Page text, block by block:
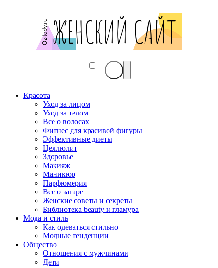
Красота
Уход за лицом
Уход за телом
Все о волосах
Фитнес для красивой фигуры
Эффективные диеты
Целлюлит
Здоровье
Макияж
Маникюр
Парфюмерия
Все о загаре
Женские советы и секреты
Библиотека beauty и гламура
Мода и стиль
Как одеваться стильно
Модные тенденции
Общество
Отношения с мужчинами
Дети